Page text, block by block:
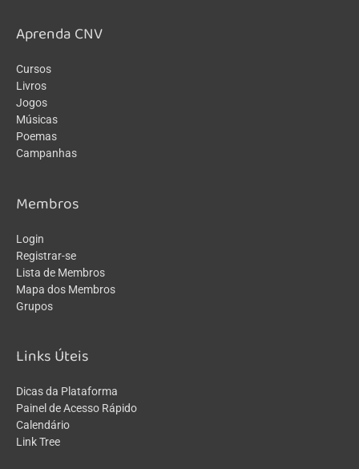
Aprenda CNV
Cursos
Livros
Jogos
Músicas
Poemas
Campanhas
Membros
Login
Registrar-se
Lista de Membros
Mapa dos Membros
Grupos
Links Úteis
Dicas da Plataforma
Painel de Acesso Rápido
Calendário
Link Tree